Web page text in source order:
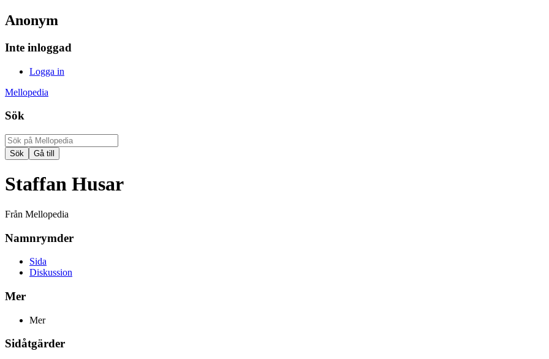
Anonym
Inte inloggad
Logga in
Mellopedia
Sök
Staffan Husar
Från Mellopedia
Namnrymder
Sida
Diskussion
Mer
Mer
Sidåtgärder